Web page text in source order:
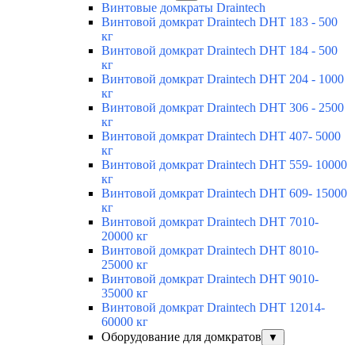
Винтовые домкраты Draintech
Винтовой домкрат Draintech DHT 183 - 500
кг
Винтовой домкрат Draintech DHT 184 - 500
кг
Винтовой домкрат Draintech DHT 204 - 1000
кг
Винтовой домкрат Draintech DHT 306 - 2500
кг
Винтовой домкрат Draintech DHT 407- 5000
кг
Винтовой домкрат Draintech DHT 559- 10000
кг
Винтовой домкрат Draintech DHT 609- 15000
кг
Винтовой домкрат Draintech DHT 7010-
20000 кг
Винтовой домкрат Draintech DHT 8010-
25000 кг
Винтовой домкрат Draintech DHT 9010-
35000 кг
Винтовой домкрат Draintech DHT 12014-
60000 кг
Оборудование для домкратов
▼